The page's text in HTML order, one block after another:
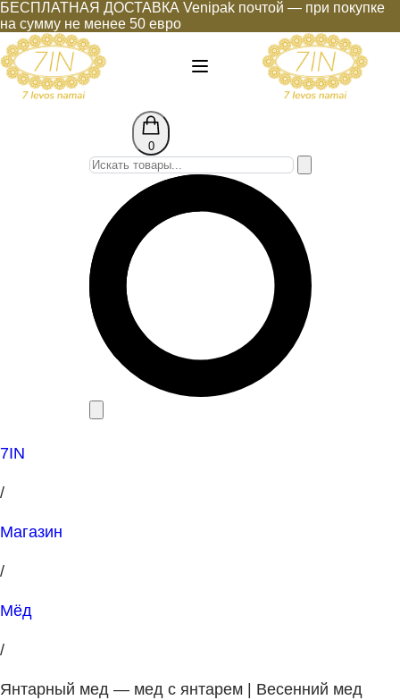
БЕСПЛАТНАЯ ДОСТАВКА Venipak почтой — при покупке
на сумму не менее 50 евро
0
7IN
/
Магазин
/
Мёд
/
Янтарный мед — мед с янтарем | Весенний мед